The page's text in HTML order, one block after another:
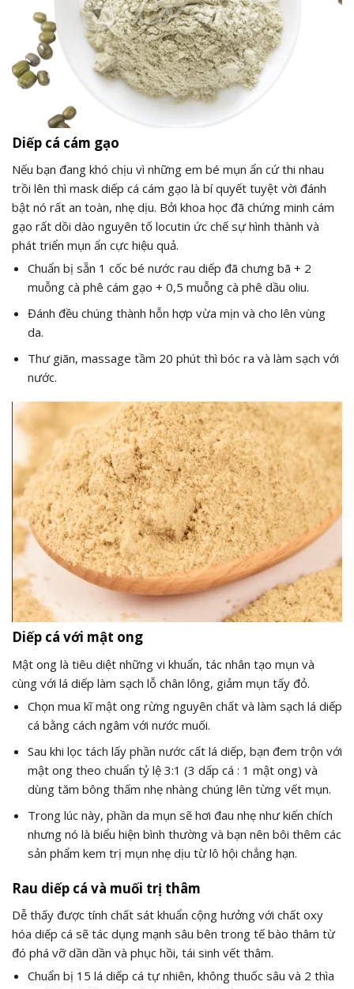
Diếp cá cám gạo
Nếu bạn đang khó chịu vì những em bé mụn ẩn cứ thi nhau
trồi lên thì mask diếp cá cám gạo là bí quyết tuyệt vời đánh
bật nó rất an toàn, nhẹ dịu. Bởi khoa học đã chứng minh cám
gạo rất dồi dào nguyên tố locutin ức chế sự hình thành và
phát triển mụn ẩn cực hiệu quả.
Chuẩn bị sẵn 1 cốc bé nước rau diếp đã chưng bã + 2
muỗng cà phê cám gạo + 0,5 muỗng cà phê dầu oliu.
Đánh đều chúng thành hỗn hợp vừa mịn và cho lên vùng
da.
Thư giãn, massage tầm 20 phút thì bóc ra và làm sạch với
nước.
Diếp cá với mật ong
Mật ong là tiêu diệt những vi khuẩn, tác nhân tạo mụn và
cùng với lá diếp làm sạch lỗ chân lông, giảm mụn tấy đỏ.
Chọn mua kĩ mật ong rừng nguyên chất và làm sạch lá diếp
cá bằng cách ngâm với nước muối.
Sau khi lọc tách lấy phần nước cất lá diếp, bạn đem trộn với
mật ong theo chuẩn tỷ lệ 3:1 (3 dấp cá : 1 mật ong) và
dùng tăm bông thấm nhẹ nhàng chúng lên từng vết mụn.
Trong lúc này, phần da mụn sẽ hơi đau nhẹ như kiến chích
nhưng nó là biểu hiện bình thường và bạn nên bôi thêm các
sản phẩm kem trị mụn nhẹ dịu từ lô hội chẳng hạn.
Rau diếp cá và muối trị thâm
Dễ thấy được tính chất sát khuẩn cộng hưởng với chất oxy
hóa diếp cá sẽ tác dụng mạnh sâu bên trong tế bào thâm từ
đó phá vỡ dần dần và phục hồi, tái sinh vết thâm.
Chuẩn bị 15 lá diếp cá tự nhiên, không thuốc sâu và 2 thìa